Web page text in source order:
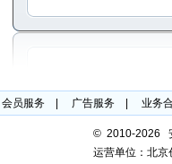
会员服务| 广告服务| 业务
© 2010-2026
运营单位：北京